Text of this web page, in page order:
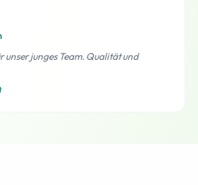
junges Team. Qualität und